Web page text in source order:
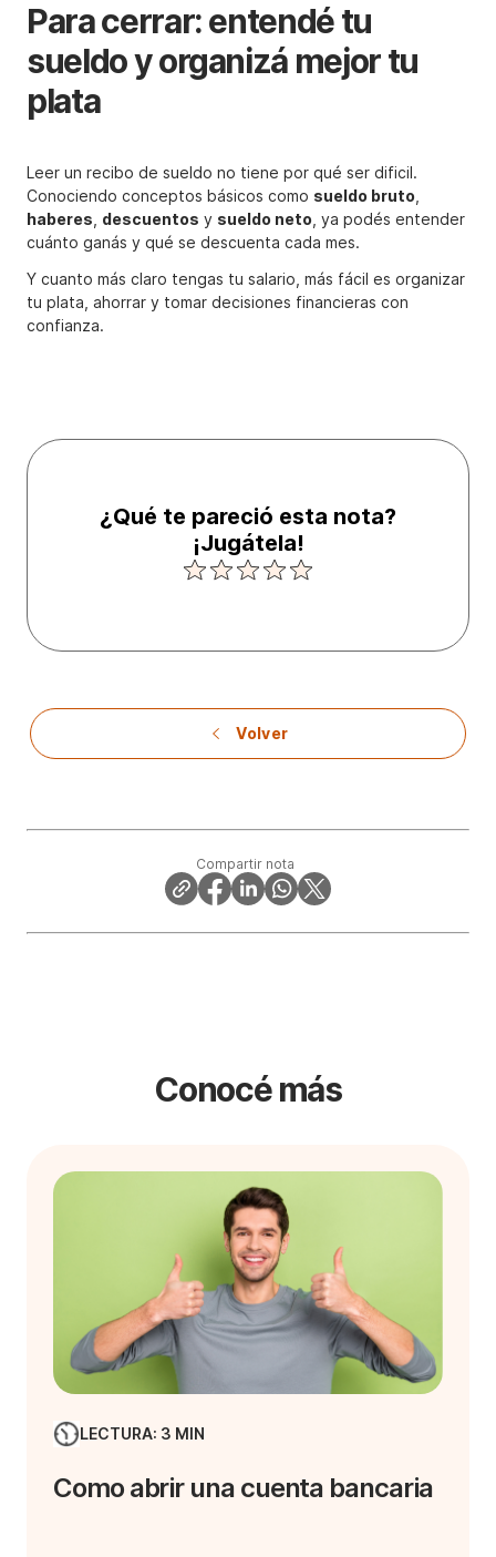
Para cerrar: entendé tu
sueldo y organizá mejor tu
plata
Leer un recibo de sueldo no tiene por qué ser dificil.
Conociendo conceptos básicos como sueldo bruto
haberes descuentos y sueldo neto , ya podés entender
cuánto ganás y qué se descuenta cada mes.
Y cuanto más claro tengas tu salario, más fácil es organizar
tu plata, ahorrar y tomar decisiones financieras con
confianza.
¿Qué te pareció esta nota?
¡Jugátela!
Volver
Compartir nota
Conocé más
LECTURA: 3 MIN
Como abrir una cuenta bancaria